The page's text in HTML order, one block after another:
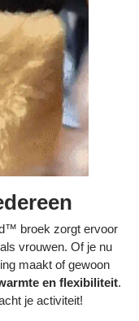
broek zorgt ervoor
vrouwen. Of je nu
maakt of gewoon
en flexibiliteit.
je activiteit!